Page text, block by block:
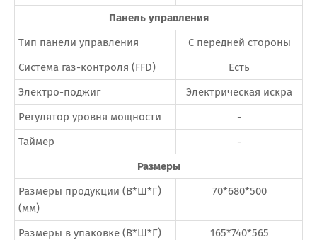
Панель управления
Тип панели управления
С передней стороны
Система газ-контроля (FFD)
Есть
Электро-поджиг
Электрическая искра
Регулятор уровня мощности
-
Таймер
-
Размеры
Размеры продукции (В*Ш*Г)
(мм)
70*680*500
Размеры в упаковке (В*Ш*Г)
165*740*565